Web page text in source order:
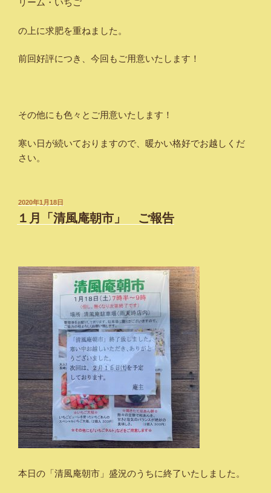
リーム・いちご
の上に求肥を重ねました。
前回好評につき、今回もご用意いたします！
その他にも色々とご用意いたします！
寒い日が続いておりますので、暖かい格好でお越しくだ
さい。
投
稿
日:
2020年1月18日
１月「清風庵朝市」 ご報告
本日の「清風庵朝市」盛況のうちに終了いたしました。